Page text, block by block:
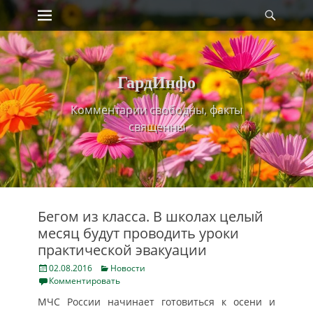
Skip
content
Primary Menu
ГардИнфо
Комментарии свободны, факты
священны
Бегом из класса. В школах целый
месяц будут проводить уроки
практической эвакуации
Posted
on
02.08.2016 Categories
Новости
Комментировать
МЧС России начинает готовиться к осени и